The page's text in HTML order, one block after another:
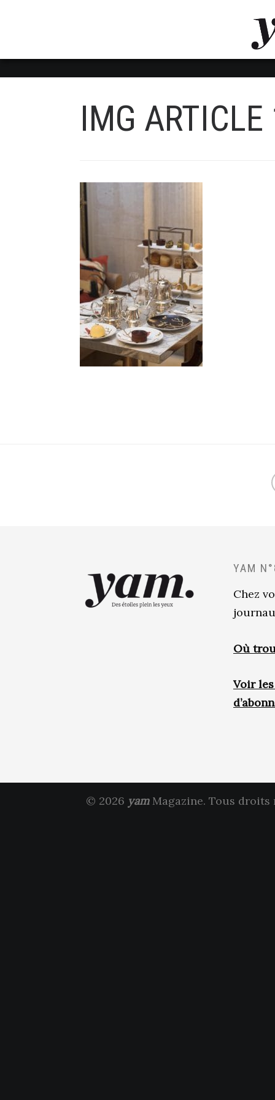
IMG ARTICLE
YAM
Chez
Où
Voir
© 2026 yamMagazine. Tous droits